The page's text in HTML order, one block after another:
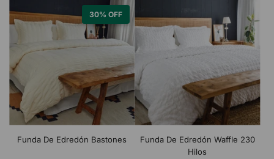
30% OFF
Funda De Edredón Bastones
Funda De Edredón Waffle 230
Hilos